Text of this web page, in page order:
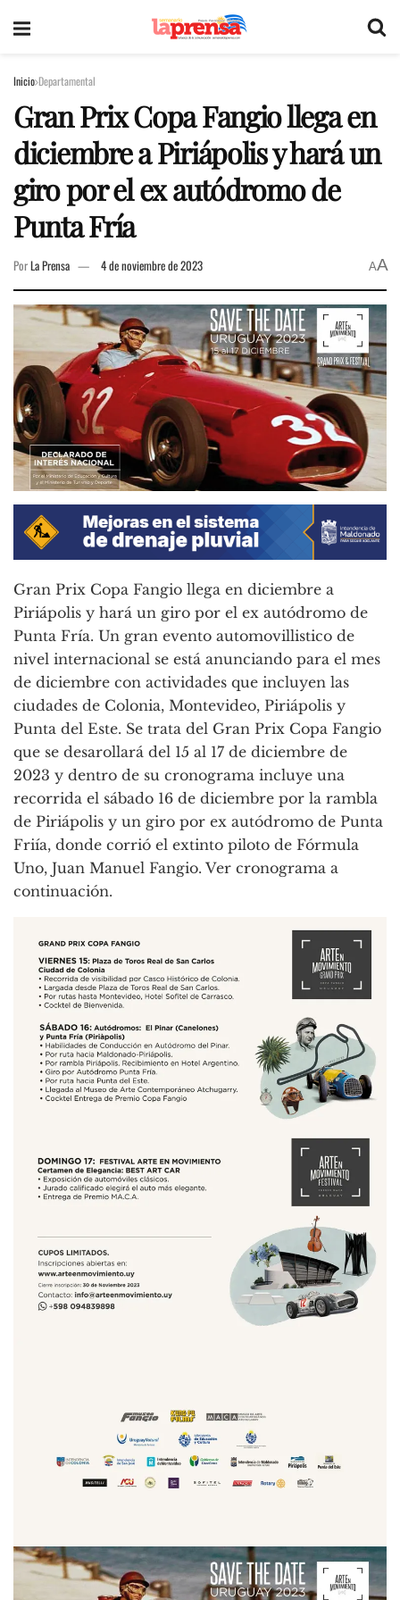
Inicio Departamental
Gran Prix Copa Fangio llega en
diciembre a Piriápolis y hará un
giro por el ex autódromo de
Punta Fría
PorLa Prensa 4 de noviembre de 2023 AA
Gran Prix Copa Fangio llega en diciembre a
Piriápolis y hará un giro por el ex autódromo de
Punta Fría. Un gran evento automovillistico de
nivel internacional se está anunciando para el mes
de diciembre con actividades que incluyen las
ciudades de Colonia, Montevideo, Piriápolis y
Punta del Este. Se trata del Gran Prix Copa Fangio
que se desarollará del 15 al 17 de diciembre de
2023 y dentro de su cronograma incluye una
recorrida el sábado 16 de diciembre por la rambla
de Piriápolis y un giro por ex autódromo de Punta
Friía, donde corrió el extinto piloto de Fórmula
Uno, Juan Manuel Fangio. Ver cronograma a
continuación.